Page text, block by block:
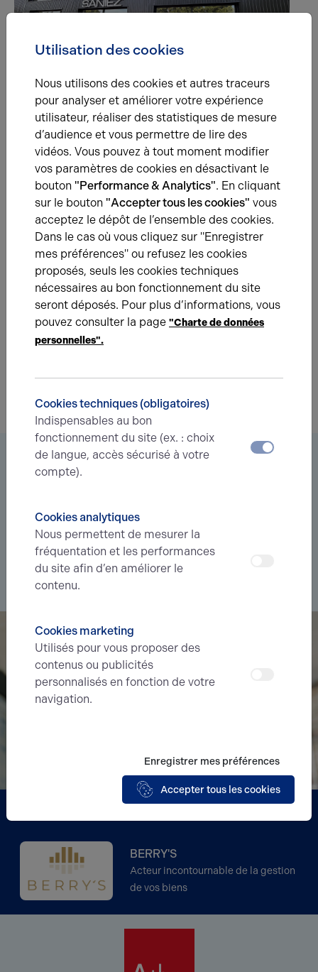
25.06.2025
Ma Clôture Saniez se développe à Saint-Quentin
Notre agence a récemment accompagné l’enseigne Ma
Clôture Saniez, spécialiste de l’aménagement d’extérieurs
depuis plus de 40 ans, dans la location d’un local
commercial de 225 m² au cœur de la ZAC de la Vallée à
Saint-Quentin.
Une question ?
Prenez contact avec nos experts pour vous
accompagner dans votre projet d’immobilier
d’entreprise.
Je prends contact
Vous êtes à la recherche d’un bien
Déléguez votre projetà nos experts et soyez prévenus des
nouvelles offres enavant-première correspondant à votre
recherche.
Je souhaite déléguer ma recherche
BERRY'S
Acteur incontournable de la gestion
de vos biens
Utilisation des cookies
Nous utilisons des cookies et autres traceurs
pour analyser et améliorer votre expérience
utilisateur, réaliser des statistiques de mesure
d’audience et vous permettre de lire des
vidéos. Vous pouvez à tout moment modifier
vos paramètres de cookies en désactivant le
bouton "Performance & Analytics". En cliquant
sur le bouton "Accepter tous les cookies" vous
acceptez le dépôt de l’ensemble des cookies.
Dans le cas où vous cliquez sur "Enregistrer
mes préférences" ou refusez les cookies
proposés, seuls les cookies techniques
nécessaires au bon fonctionnement du site
seront déposés. Pour plus d’informations, vous
pouvez consulter la page "Charte de données
personnelles".
Cookies techniques (obligatoires)
Indispensables au bon
fonctionnement du site (ex. : choix
de langue, accès sécurisé à votre
compte).
Cookies analytiques
Nous permettent de mesurer la
fréquentation et les performances
du site afin d’en améliorer le
contenu.
Cookies marketing
Utilisés pour vous proposer des
contenus ou publicités
personnalisés en fonction de votre
navigation.
Enregistrer mes préférences
Accepter tous les cookies